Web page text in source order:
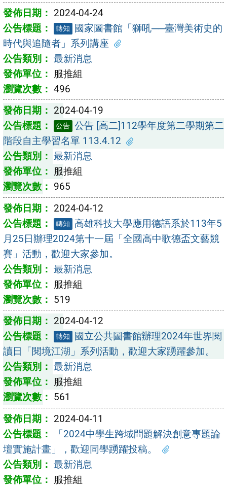
2024-04-24
轉知
國家圖書館「獅吼──臺灣美術史的
時代與追隨者」系列講座
最新消息
服推組
496
2024-04-19
公告 公告 [高二]112學年度第二學期第二
階段自主學習名單 113.4.12
最新消息
服推組
965
2024-04-12
轉知 高雄科技大學應用德語系於113年5
月25日辦理2024第十一屆「全國高中歌德盃文藝競
賽」活動，歡迎大家參加。
最新消息
服推組
519
2024-04-12
轉知
國立公共圖書館辦理2024年世界閱
讀日「閱境江湖」系列活動，歡迎大家踴躍參加。
最新消息
服推組
561
2024-04-11
「2024中學生跨域問題解決創意專題論
壇實施計畫」，歡迎同學踴躍投稿。
最新消息
服推組